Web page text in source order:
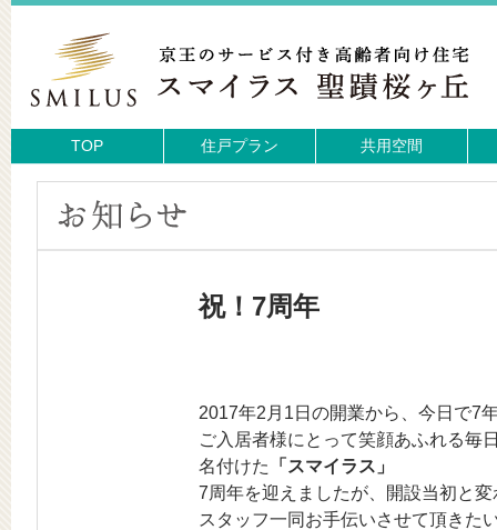
TOP 住戸プラン 共用空間
祝！7周年
2017年2月1日の開業から、今日で7
ご入居者様にとって笑顔あふれる毎
名付けた
「スマイラス」
7周年を迎えましたが、開設当初と
スタッフ一同お手伝いさせて頂きた